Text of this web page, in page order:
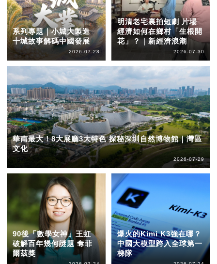
系列專題｜小城大製造
十城故事解碼中國發展
2026-07-28
明清老宅裏拍短劇 片場
經濟如何在鄉村「生根開
花」？｜新經濟浪潮
2026-07-30
華南最大！8大展廳3大特色 探秘深圳自然博物館｜灣區
文化
2026-07-29
90後「數學女神」王虹
破解百年幾何謎題 奪菲
爾茲獎
爆火的Kimi K3強在哪？
中國大模型跨入全球第一
梯隊